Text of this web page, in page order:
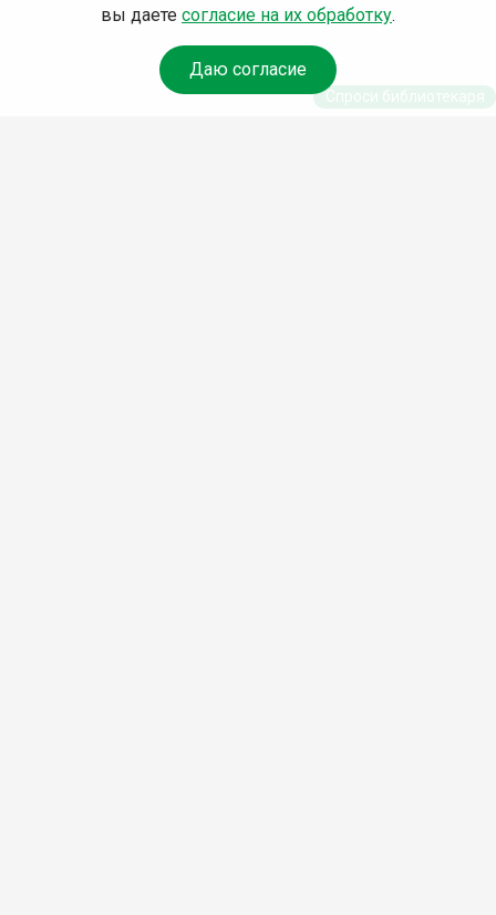
вы даете согласие на их обработку.
Даю согласие
Спроси библиотекаря